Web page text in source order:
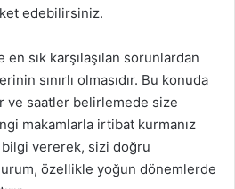
edebilirsiniz.
sık karşılaşılan sorunlardan
sınırlı olmasıdır. Bu konuda
ve saatler belirlemede size
makamlarla irtibat kurmanız
vererek, sizi doğru
özellikle yoğun dönemlerde